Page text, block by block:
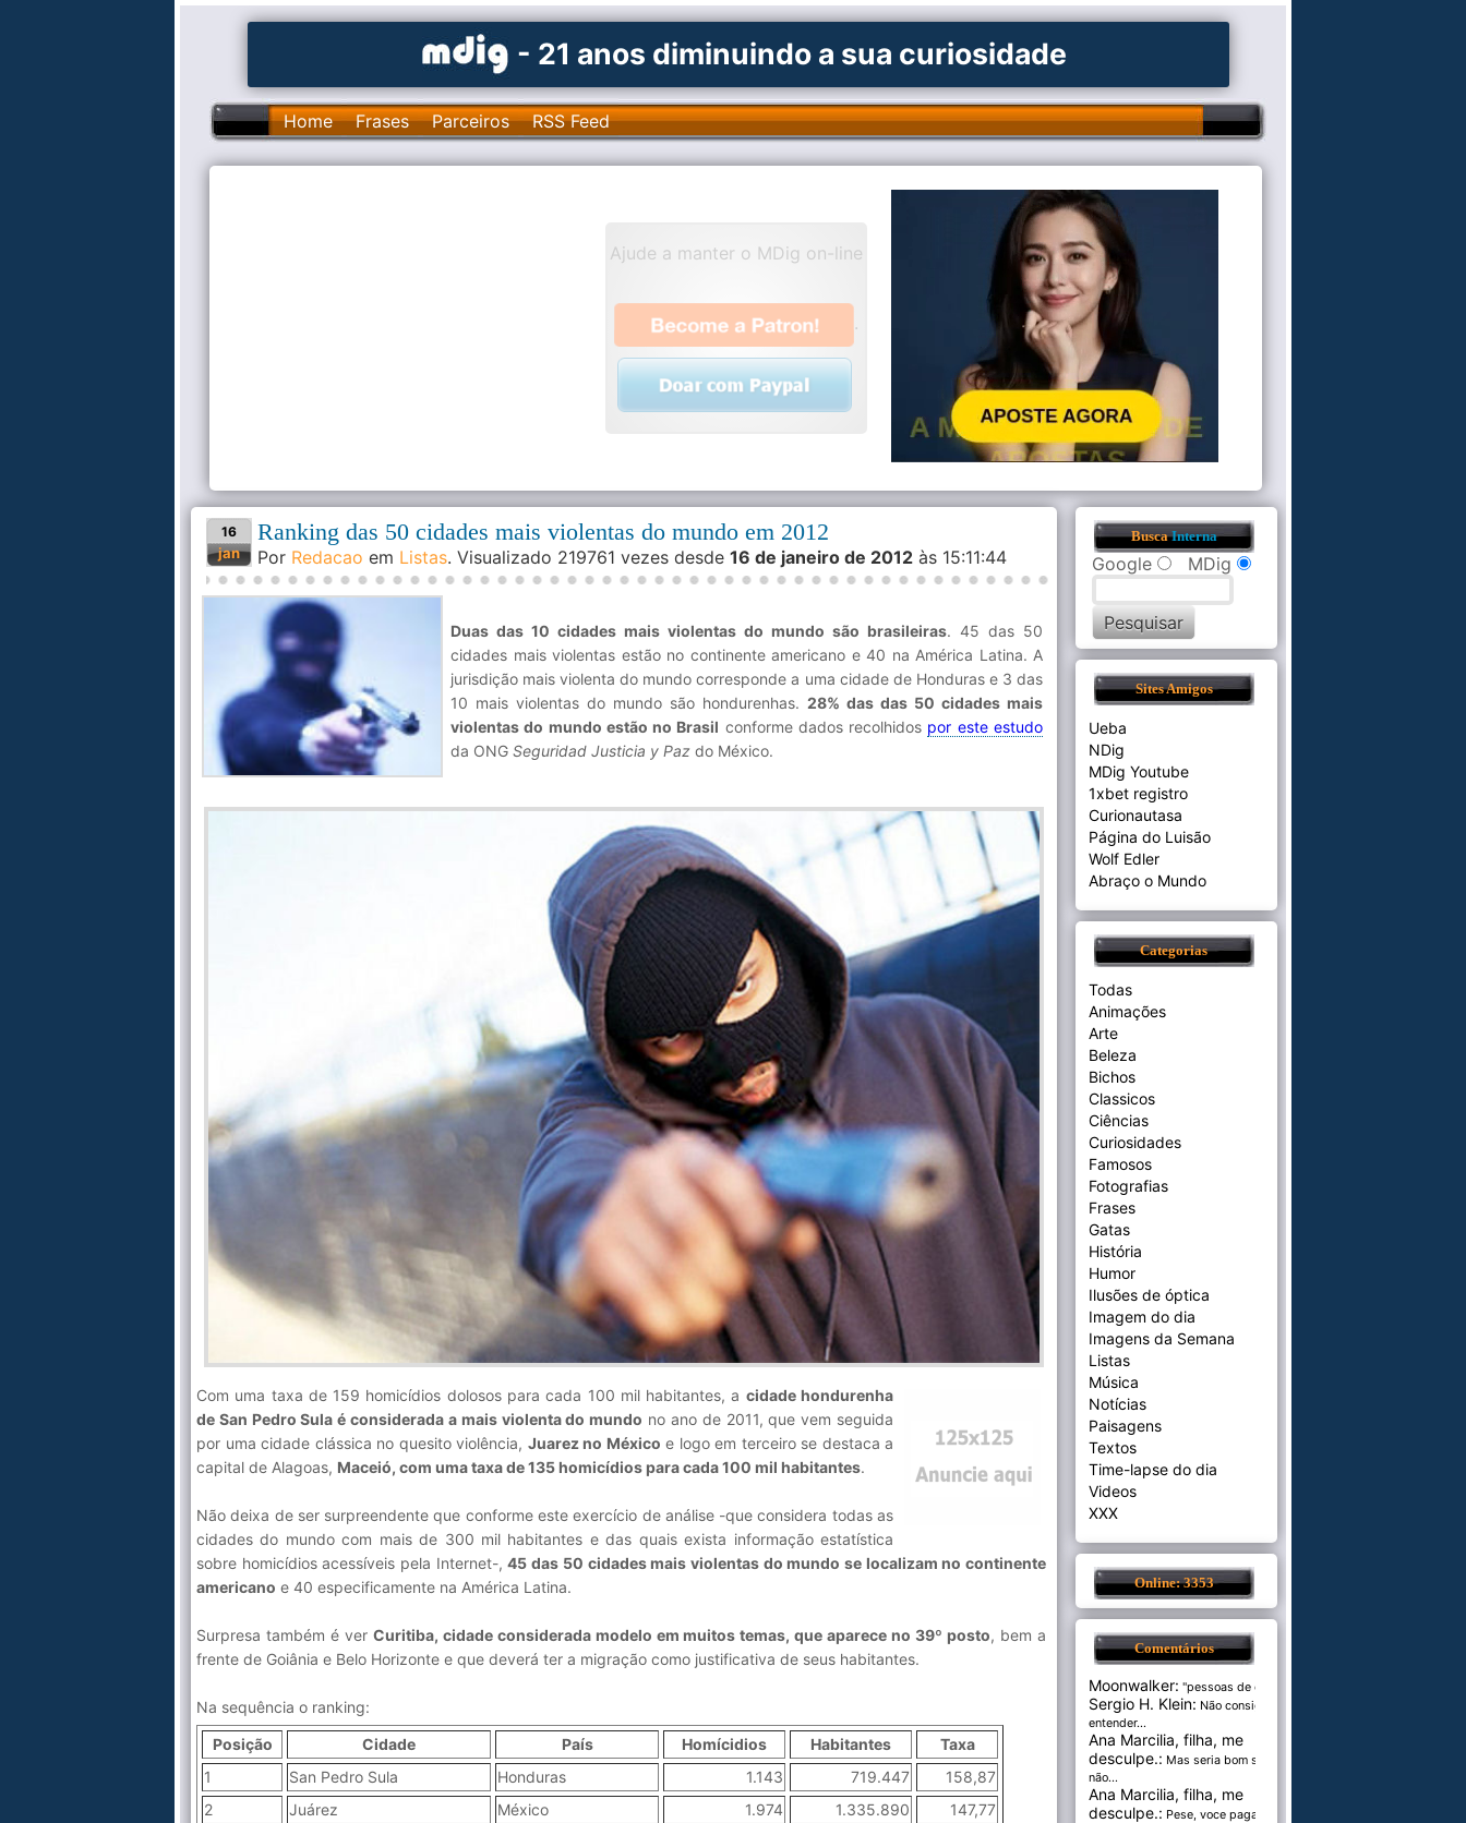
- 21 anos diminuindo a sua curiosidade
Home Frases Parceiros RSS Feed
Ajude a manter o MDig on-line
.
16
jan
Ranking das 50 cidades mais violentas do mundo em 2012
Por Redacao em Listas. Visualizado 219761 vezes desde 16 de janeiro de 2012 às 15:11:44
Duas das 10 cidades mais violentas do mundo são brasileiras. 45 das 50
cidades mais violentas estão no continente americano e 40 na América Latina. A
jurisdição mais violenta do mundo corresponde a uma cidade de Honduras e 3 das
10 mais violentas do mundo são hondurenhas. 28% das das 50 cidades mais
violentas do mundo estão no Brasil conforme dados recolhidos por este estudo
da ONG Seguridad Justicia y Paz do México.
Com uma taxa de 159 homicídios dolosos para cada 100 mil habitantes, a cidade hondurenha
de San Pedro Sula é considerada a mais violenta do mundo no ano de 2011, que vem seguida
por uma cidade clássica no quesito violência, Juarez no México e logo em terceiro se destaca a
capital de Alagoas, Maceió, com uma taxa de 135 homicídios para cada 100 mil habitantes.
Não deixa de ser surpreendente que conforme este exercício de análise -que considera todas as
cidades do mundo com mais de 300 mil habitantes e das quais exista informação estatística
sobre homicídios acessíveis pela Internet-,45 das 50 cidades mais violentas do mundo se localizam no continente
americano e 40 especificamente na América Latina.
Surpresa também é ver Curitiba, cidade considerada modelo em muitos temas, que aparece no 39º posto, bem a
frente de Goiânia e Belo Horizonte e que deverá ter a migração como justificativa de seus habitantes.
Na sequência o ranking:
Posição
Cidade País Homícidios Habitantes
Taxa
1
San Pedro Sula Honduras 1.143 719.447
158,87
2
Juárez México 1.974 1.335.890
147,77
BuscaInterna
Google MDig
Sites Amigos
Ueba
NDig
MDig Youtube
1xbet registro
Curionautasa
Página do Luisão
Wolf Edler
Abraço o Mundo
Categorias
Todas
Animações
Arte
Beleza
Bichos
Classicos
Ciências
Curiosidades
Famosos
Fotografias
Frases
Gatas
História
Humor
Ilusões de óptica
Imagem do dia
Imagens da Semana
Listas
Música
Notícias
Paisagens
Textos
Time-lapse do dia
Videos
XXX
Online: 3353
Comentários
Moonwalker: "pessoas de cer...
Sergio H. Klein: Não consigo
entender...
Ana Marcilia, filha, me
desculpe.: Mas seria bom se
não...
Ana Marcilia, filha, me
desculpe.: Pese, voce paga